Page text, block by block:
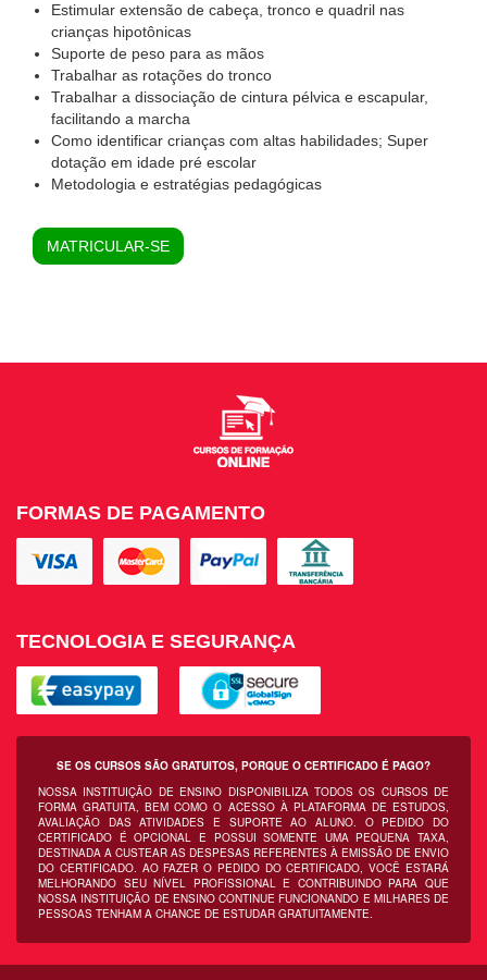
Estimular extensão de cabeça, tronco e quadril nas
crianças hipotônicas
Suporte de peso para as mãos
Trabalhar as rotações do tronco
Trabalhar a dissociação de cintura pélvica e escapular,
facilitando a marcha
Como identificar crianças com altas habilidades; Super
dotação em idade pré escolar
Metodologia e estratégias pedagógicas
MATRICULAR-SE
FORMAS DE PAGAMENTO
TECNOLOGIA E SEGURANÇA
SE OS CURSOS SÃO GRATUITOS, PORQUE O CERTIFICADO É PAGO?
NOSSA INSTITUIÇÃO DE ENSINO DISPONIBILIZA TODOS OS CURSOS DE
FORMA GRATUITA, BEM COMO O ACESSO À PLATAFORMA DE ESTUDOS,
AVALIAÇÃO DAS ATIVIDADES E SUPORTE AO ALUNO. O PEDIDO DO
CERTIFICADO É OPCIONAL E POSSUI SOMENTE UMA PEQUENA TAXA,
DESTINADA A CUSTEAR AS DESPESAS REFERENTES À EMISSÃO DE ENVIO
DO CERTIFICADO. AO FAZER O PEDIDO DO CERTIFICADO, VOCÊ ESTARÁ
MELHORANDO SEU NÍVEL PROFISSIONAL E CONTRIBUINDO PARA QUE
NOSSA INSTITUIÇÃO DE ENSINO CONTINUE FUNCIONANDO E MILHARES DE
PESSOAS TENHAM A CHANCE DE ESTUDAR GRATUITAMENTE.